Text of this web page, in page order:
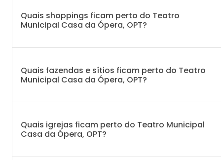
Quais shoppings ficam perto do Teatro
Municipal Casa da Ópera, OPT?
Quais fazendas e sítios ficam perto do Teatro
Municipal Casa da Ópera, OPT?
Quais igrejas ficam perto do Teatro Municipal
Casa da Ópera, OPT?